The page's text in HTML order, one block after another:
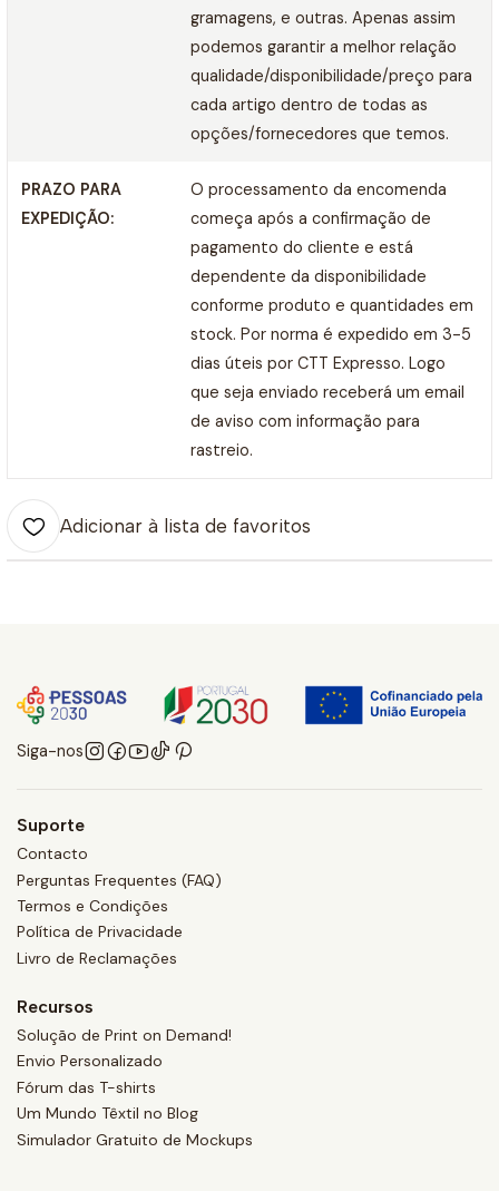
gramagens, e outras. Apenas assim
podemos garantir a melhor relação
qualidade/disponibilidade/preço para
cada artigo dentro de todas as
opções/fornecedores que temos.
PRAZO PARA
EXPEDIÇÃO:
O processamento da encomenda
começa após a confirmação de
pagamento do cliente e está
dependente da disponibilidade
conforme produto e quantidades em
stock. Por norma é expedido em 3-5
dias úteis por CTT Expresso. Logo
que seja enviado receberá um email
de aviso com informação para
rastreio.
Adicionar à lista de favoritos
Siga-nos
Suporte
Contacto
Perguntas Frequentes (FAQ)
Termos e Condições
Política de Privacidade
Livro de Reclamações
Recursos
Solução de Print on Demand!
Envio Personalizado
Fórum das T-shirts
Um Mundo Têxtil no Blog
Simulador Gratuito de Mockups